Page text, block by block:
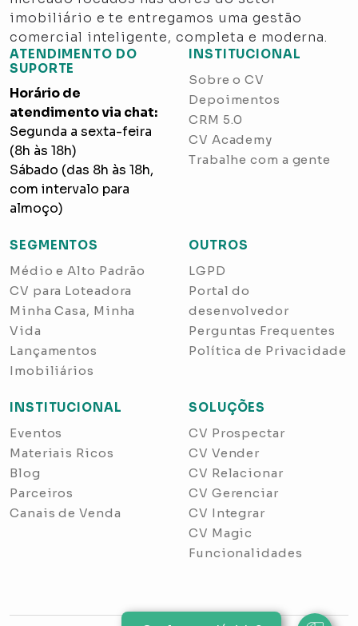
imobiliário e te entregamos uma gestão
comercial inteligente, completa e moderna.
INSTITUCIONAL
Sobre o CV
Depoimentos
CRM 5.0
CV Academy
Trabalhe com a gente
SEGMENTOS
Médio e Alto Padrão
CV para Loteadora
Minha Casa, Minha
Vida
Lançamentos
Imobiliários
OUTROS
LGPD
Portal do
desenvolvedor
Perguntas Frequentes
Política de Privacidade
INSTITUCIONAL
Eventos
Materiais Ricos
Blog
Parceiros
Canais de Venda
SOLUÇÕES
CV Prospectar
CV Vender
CV Relacionar
CV Gerenciar
CV Integrar
CV Magic
Funcionalidades
ATENDIMENTO DO
SUPORTE
Horário de
atendimento via chat:
Segunda a sexta-feira
(8h às 18h)
Sábado (das 8h às 18h,
com intervalo para
almoço)